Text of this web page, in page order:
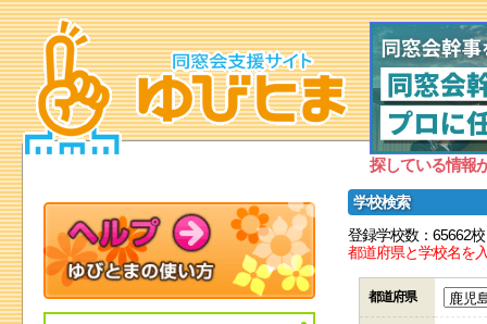
探している情報
学校検索
登録学校数：65662校
都道府県と学校名を
都道府県